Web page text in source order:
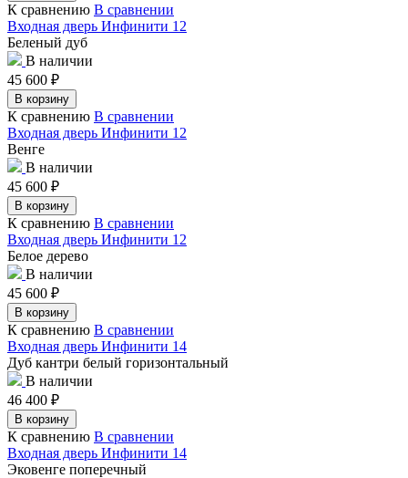
К сравнению В сравнении
Входная дверь Инфинити 12
Беленый дуб
В наличии
45 600 ₽
В корзину
К сравнению В сравнении
Входная дверь Инфинити 12
Венге
В наличии
45 600 ₽
В корзину
К сравнению В сравнении
Входная дверь Инфинити 12
Белое дерево
В наличии
45 600 ₽
В корзину
К сравнению В сравнении
Входная дверь Инфинити 14
Дуб кантри белый горизонтальный
В наличии
46 400 ₽
В корзину
К сравнению В сравнении
Входная дверь Инфинити 14
Эковенге поперечный